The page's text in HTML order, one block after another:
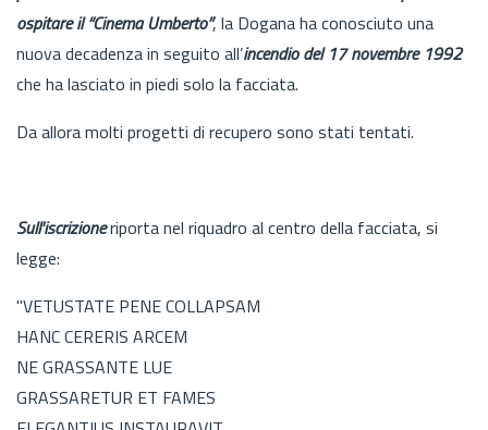
ospitare il “Cinema Umberto”, la Dogana ha conosciuto una
nuova decadenza in seguito all’incendio del 17 novembre 1992
che ha lasciato in piedi solo la facciata.
Da allora molti progetti di recupero sono stati tentati.
Sull'iscrizioneriporta nel riquadro al centro della facciata, si
legge:
"VETUSTATE PENE COLLAPSAM
HANC CERERIS ARCEM
NE GRASSANTE LUE
GRASSARETUR ET FAMES